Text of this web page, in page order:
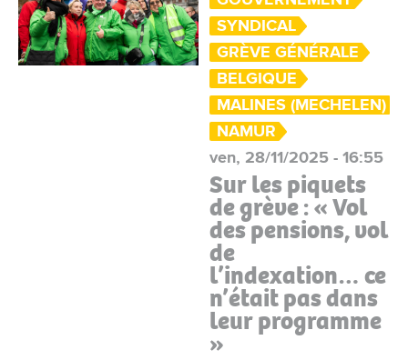
SYNDICAL
GRÈVE GÉNÉRALE
BELGIQUE
MALINES (MECHELEN)
NAMUR
ven, 28/11/2025 - 16:55
Sur les piquets
de grève : « Vol
des pensions, vol
de
l’indexation… ce
n’était pas dans
leur programme
»